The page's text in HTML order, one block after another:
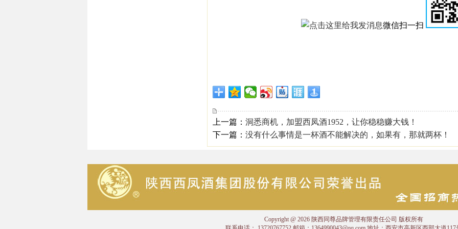
微信扫一扫
上一篇： 洞悉商机，加盟西凤酒1952，让你稳稳赚大钱！
下一篇： 没有什么事情是一杯酒不能解决的，如果有，那就两杯！
Copyright @ 2026 陕西同尊品牌管理有限责任公司 版权所有